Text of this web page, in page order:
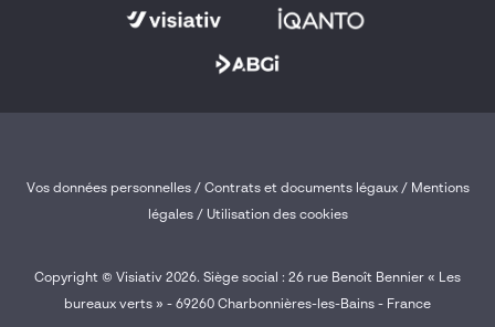
Copyright © Visiativ 2026. Siège social : 26 rue Benoît Bennier « Les
bureaux verts » - 69260 Charbonnières-les-Bains - France
Vos données personnelles/ Contrats et documents légaux/ Mentions
légales / Utilisation des cookies